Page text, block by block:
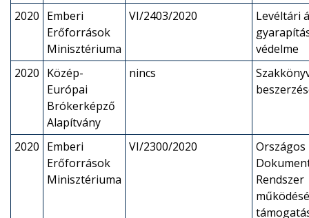
2020 Emberi
Erőforrások
Minisztériuma
VI/2403/2020
Levéltári
védelme
2020 Közép-
Európai
Brókerképző
Alapítvány
nincs
2020 Emberi
Erőforrások
Minisztériuma
VI/2300/2020
Országos
Rendszer